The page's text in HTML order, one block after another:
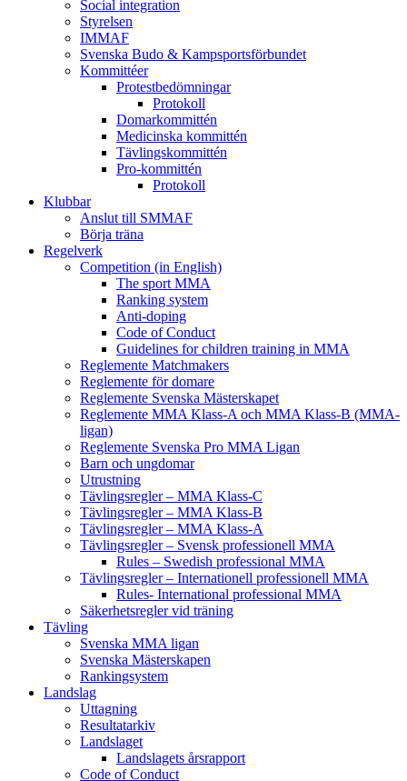
Social integration
Styrelsen
IMMAF
Svenska Budo & Kampsportsförbundet
Kommittéer
Protestbedömningar
Protokoll
Domarkommittén
Medicinska kommittén
Tävlingskommittén
Pro-kommittén
Protokoll
Klubbar
Anslut till SMMAF
Börja träna
Regelverk
Competition (in English)
The sport MMA
Ranking system
Anti-doping
Code of Conduct
Guidelines for children training in MMA
Reglemente Matchmakers
Reglemente för domare
Reglemente Svenska Mästerskapet
Reglemente MMA Klass-A och MMA Klass-B (MMA-
ligan)
Reglemente Svenska Pro MMA Ligan
Barn och ungdomar
Utrustning
Tävlingsregler – MMA Klass-C
Tävlingsregler – MMA Klass-B
Tävlingsregler – MMA Klass-A
Tävlingsregler – Svensk professionell MMA
Rules – Swedish professional MMA
Tävlingsregler – Internationell professionell MMA
Rules- International professional MMA
Säkerhetsregler vid träning
Tävling
Svenska MMA ligan
Svenska Mästerskapen
Rankingsystem
Landslag
Uttagning
Resultatarkiv
Landslaget
Landslagets årsrapport
Code of Conduct